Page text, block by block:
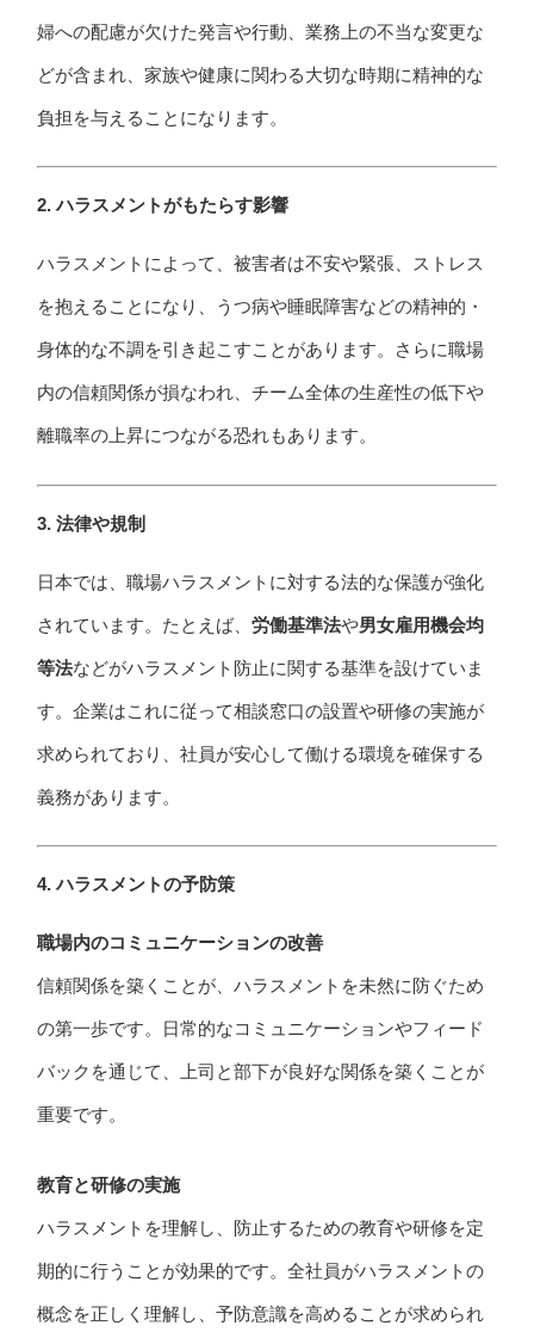
婦への配慮が欠けた発言や行動、業務上の不当な変更な
どが含まれ、家族や健康に関わる大切な時期に精神的な
負担を与えることになります。
2. ハラスメントがもたらす影響
ハラスメントによって、被害者は不安や緊張、ストレス
を抱えることになり、うつ病や睡眠障害などの精神的・
身体的な不調を引き起こすことがあります。さらに職場
内の信頼関係が損なわれ、チーム全体の生産性の低下や
離職率の上昇につながる恐れもあります。
3. 法律や規制
日本では、職場ハラスメントに対する法的な保護が強化
されています。たとえば、労働基準法や男女雇用機会均
等法などがハラスメント防止に関する基準を設けていま
す。企業はこれに従って相談窓口の設置や研修の実施が
求められており、社員が安心して働ける環境を確保する
義務があります。
4. ハラスメントの予防策
職場内のコミュニケーションの改善
信頼関係を築くことが、ハラスメントを未然に防ぐため
の第一歩です。日常的なコミュニケーションやフィード
バックを通じて、上司と部下が良好な関係を築くことが
重要です。
教育と研修の実施
ハラスメントを理解し、防止するための教育や研修を定
期的に行うことが効果的です。全社員がハラスメントの
概念を正しく理解し、予防意識を高めることが求められ